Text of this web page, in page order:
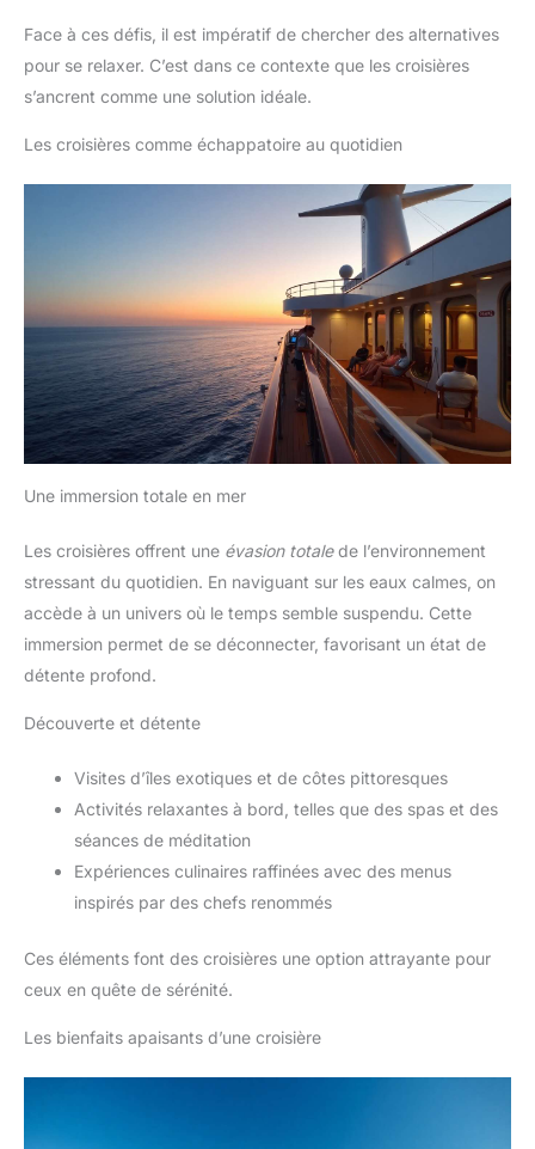
Face à ces défis, il est impératif de chercher des alternatives
pour se relaxer. C’est dans ce contexte que les croisières
s’ancrent comme une solution idéale.
Les croisières comme échappatoire au quotidien
Une immersion totale en mer
Les croisières offrent une évasion totalede l’environnement
stressant du quotidien. En naviguant sur les eaux calmes, on
accède à un univers où le temps semble suspendu. Cette
immersion permet de se déconnecter, favorisant un état de
détente profond.
Découverte et détente
Visites d’îles exotiques et de côtes pittoresques
Activités relaxantes à bord, telles que des spas et des
séances de méditation
Expériences culinaires raffinées avec des menus
inspirés par des chefs renommés
Ces éléments font des croisières une option attrayante pour
ceux en quête de sérénité.
Les bienfaits apaisants d’une croisière